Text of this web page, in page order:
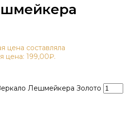
цена составляла
цена: 199,00₽.
Лешмейкера Золото